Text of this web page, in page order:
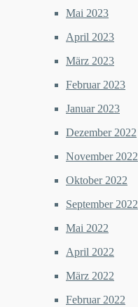
Mai 2023
April 2023
März 2023
Februar 2023
Januar 2023
Dezember 2022
November 2022
Oktober 2022
September 2022
Mai 2022
April 2022
März 2022
Februar 2022